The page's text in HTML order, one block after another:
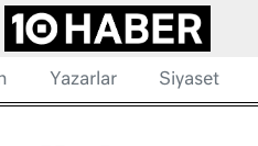
Yazarlar Siyaset